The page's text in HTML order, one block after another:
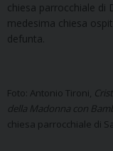
chiesa parrocchiale di
medesima chiesa
defunta.
Foto: Antonio Tironi,
della Madonna con
chiesa parrocchiale di